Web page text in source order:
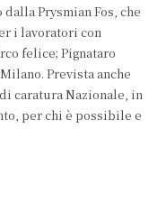
Prysmian Fos, che
i lavoratori con
felice; Pignataro
Prevista anche
caratura Nazionale, in
per chi è possibile e